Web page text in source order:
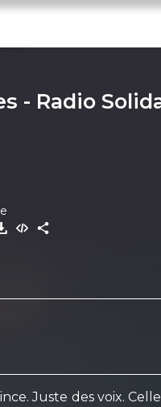
- Radio
Juste des voix.